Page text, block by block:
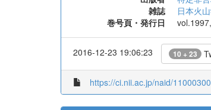
雑誌
日本火
巻号頁・発行日
2016-12-23 19:06:23 10 + 23
https://ci.nii.ac.jp/naid/